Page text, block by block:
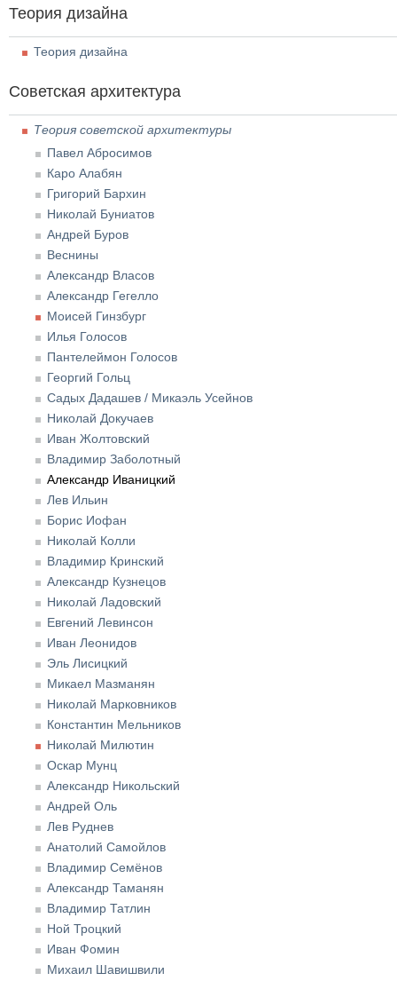
Теория дизайна
Теория дизайна
Советская архитектура
Теория советской архитектуры
Павел Абросимов
Каро Алабян
Григорий Бархин
Николай Буниатов
Андрей Буров
Веснины
Александр Власов
Александр Гегелло
Моисей Гинзбург
Илья Голосов
Пантелеймон Голосов
Георгий Гольц
Садых Дадашев / Микаэль Усейнов
Николай Докучаев
Иван Жолтовский
Владимир Заболотный
Александр Иваницкий
Лев Ильин
Борис Иофан
Николай Колли
Владимир Кринский
Александр Кузнецов
Николай Ладовский
Евгений Левинсон
Иван Леонидов
Эль Лисицкий
Микаел Мазманян
Николай Марковников
Константин Мельников
Николай Милютин
Оскар Мунц
Александр Никольский
Андрей Оль
Лев Руднев
Анатолий Самойлов
Владимир Семёнов
Александр Таманян
Владимир Татлин
Ной Троцкий
Иван Фомин
Михаил Шавишвили